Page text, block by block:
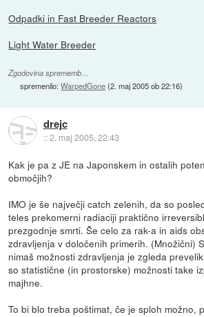
Odpadki in Fast Breeder Reactors
Light Water Breeder
Zgodovina sprememb…
spremenilo:WarpedGone(2. maj 2005 ob 22:16)
drejc
::2. maj 2005, 22:43
Kak je pa z JE na Japonskem in ostalih
območjih?
IMO je še največji catch zelenih, da so
teles prekomerni radiaciji praktično
prezgodnje smrti. Še celo za rak-a in aids
zdravljenja v določenih primerih. (Množični)
nimaš možnosti zdravljenja je zgleda
so statistične (in prostorske) možnosti take
majhne.
To bi blo treba poštimat, če je sploh možno,